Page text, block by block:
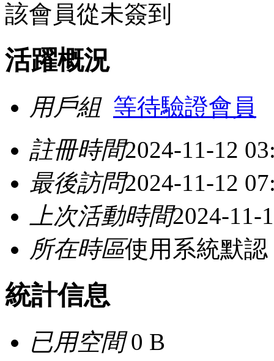
該會員從未簽到
活躍概況
用戶組 等待驗證會員
註冊時間2024-11-12
最後訪問2024-11-12
上次活動時間2024-11-
所在時區使用系統默認
統計信息
已用空間0 B